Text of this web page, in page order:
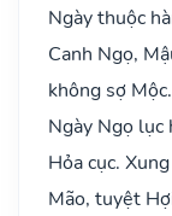
Ngày thuộc
Canh Ngọ,
không sợ Mộc.
Ngày Ngọ lục
Hỏa cục.
Mão, tuyệt